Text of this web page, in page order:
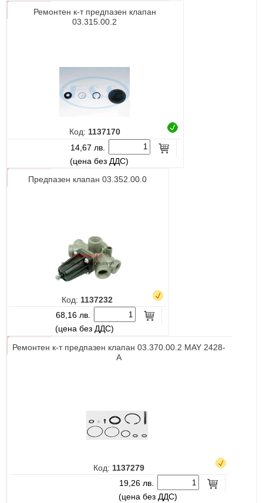
Ремонтен к-т предпазен клапан
03.315.00.2
Код: 1137170
14,67 лв.
(цена без ДДС)
Предпазен клапан 03.352.00.0
Код: 1137232
68,16 лв.
(цена без ДДС)
Ремонтен к-т предпазен клапан 03.370.00.2 MAY 2428-
A
Код: 1137279
19,26 лв.
(цена без ДДС)